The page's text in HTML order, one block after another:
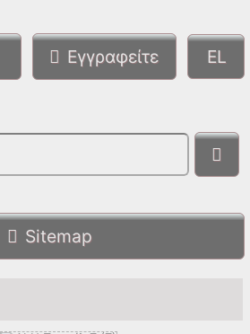
Εγγραφείτε
Sitemap